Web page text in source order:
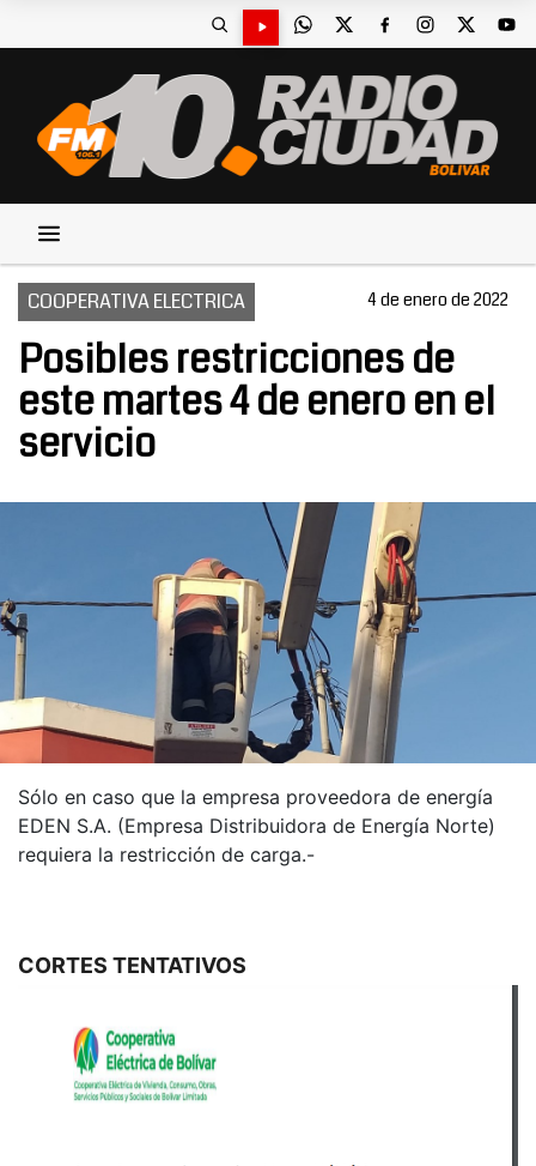
COOPERATIVA ELECTRICA 4 de enero de 2022
Posibles restricciones de
este martes 4 de enero en el
servicio
Sólo en caso que la empresa proveedora de energía
EDEN S.A. (Empresa Distribuidora de Energía Norte)
requiera la restricción de carga.-
CORTES TENTATIVOS